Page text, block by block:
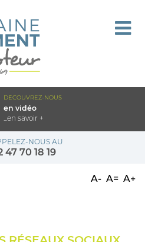
DÉCOUVREZ-NOUS
en vidéo
...en savoir +
NOUS AU
47 70 18 19
A- A= A+